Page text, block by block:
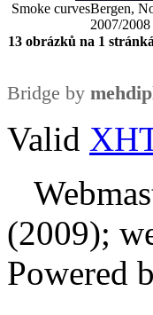
Smoke curvesBergen,
2007/2008
13 obrázků na 1
Bridge by
Valid
(2009);
Powered